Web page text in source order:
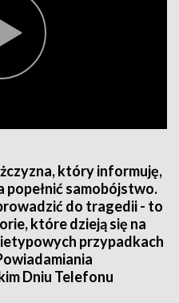
który informuję,
popełnić samobójstwo.
do tragedii - to
które dzieją się na
przypadkach
Dniu Telefonu